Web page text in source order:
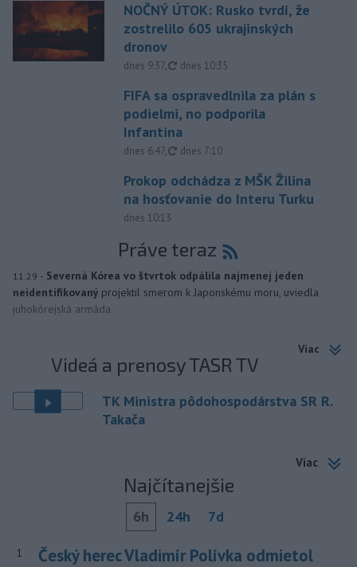
NOČNÝ ÚTOK: Rusko tvrdí, že
zostrelilo 605 ukrajinských
dronov
dnes 9:37, aktualizované
dnes 10:35
FIFA sa ospravedlnila za plán s
podielmi, no podporila
Infantina
dnes 6:47, aktualizované
dnes 7:10
Prokop odchádza z MŠK Žilina
na hosťovanie do Interu Turku
dnes 10:13
Práve teraz
11:29 - Severná Kórea vo štvrtok odpálila najmenej jeden
neidentifikovaný projektil smerom k Japonskému moru, uviedla
juhokórejská armáda.
Viac
Videá a prenosy TASR TV
TK Ministra pôdohospodárstva SR R.
Takača
Viac
Najčítanejšie
6h 24h 7d
1
Český herec Vladimír Polívka odmietol